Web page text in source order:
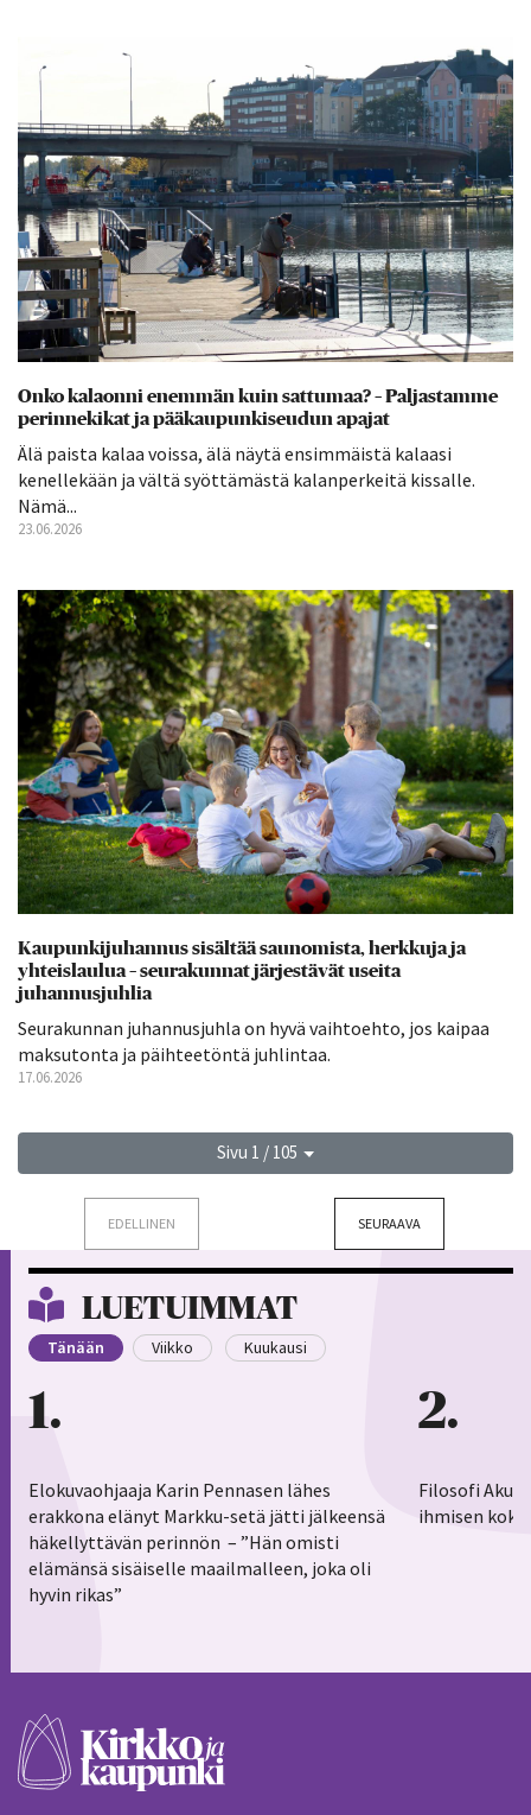
Onko kalaonni enemmän kuin sattumaa? – Paljastamme
perinnekikat ja pääkaupunkiseudun apajat
Älä paista kalaa voissa, älä näytä ensimmäistä kalaasi
kenellekään ja vältä syöttämästä kalanperkeitä kissalle.
Nämä...
23.06.2026
Kaupunkijuhannus sisältää saunomista, herkkuja ja
yhteislaulua – seurakunnat järjestävät useita
juhannusjuhlia
Seurakunnan juhannusjuhla on hyvä vaihtoehto, jos kaipaa
maksutonta ja päihteetöntä juhlintaa.
17.06.2026
Sivu 1 / 105
EDELLINEN SEURAAVA
LUETUIMMAT
Tänään Viikko Kuukausi
1
Elokuvaohjaaja Karin Pennasen lähes
erakkona elänyt Markku-setä jätti jälkeensä
häkellyttävän perinnön – ”Hän omisti
elämänsä sisäiselle maailmalleen, joka oli
hyvin rikas”
2
Filosofi Aku
ihmisen